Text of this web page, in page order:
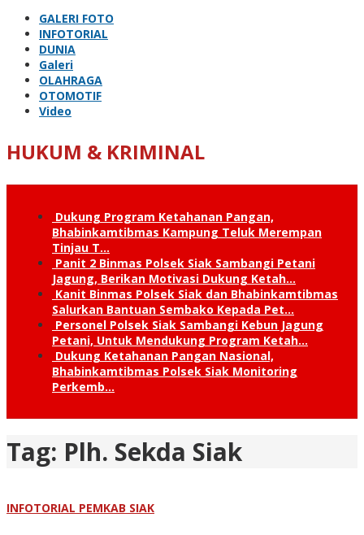
GALERI FOTO
INFOTORIAL
DUNIA
Galeri
OLAHRAGA
OTOMOTIF
Video
HUKUM & KRIMINAL
Dukung Program Ketahanan Pangan,
Bhabinkamtibmas Kampung Teluk Merempan
Tinjau T…
Panit 2 Binmas Polsek Siak Sambangi Petani
Jagung, Berikan Motivasi Dukung Ketah…
Kanit Binmas Polsek Siak dan Bhabinkamtibmas
Salurkan Bantuan Sembako Kepada Pet…
Personel Polsek Siak Sambangi Kebun Jagung
Petani, Untuk Mendukung Program Ketah…
Dukung Ketahanan Pangan Nasional,
Bhabinkamtibmas Polsek Siak Monitoring
Perkemb…
Tag: Plh. Sekda Siak
INFOTORIAL PEMKAB SIAK